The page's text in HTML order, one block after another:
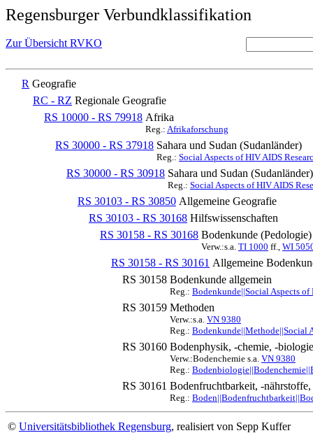
Regensburger Verbundklassifikation
Zur Übersicht RVKO
R Geografie
RC - RZ Regionale Geografie
RS 10000 - RS 79918 Afrika
Reg.: Afrikaforschung
RS 30000 - RS 37918 Sahara und Sudan (Sudanländer)
Reg.: Social Aspects of HIV AIDS
RS 30000 - RS 30918 Sahara und Sudan (Sudanländer)
Reg.: Social Aspects of HIV AIDS
RS 30103 - RS 30850 Allgemeine Geografie
RS 30103 - RS 30168 Hilfswissenschaften
RS 30158 - RS 30168 Bodenkunde (Pedologie)
Verw.:s.a. TI 1000 ff., WI
RS 30158 - RS 30161 Allgemeine
RS 30158 Bodenkunde allgemein
Reg.: Bodenkunde||Social Aspects
RS 30159 Methoden
Verw.:s.a. VN 9380
Reg.: Bodenkunde||Methode||Social
RS 30160 Bodenphysik, -chemie, -biologie
Verw.:Bodenchemie s.a. VN 9380
Reg.:
RS 30161 Bodenfruchtbarkeit, -
Reg.:
© Universitätsbibliothek Regensburg, realisiert von Sepp Kuffer